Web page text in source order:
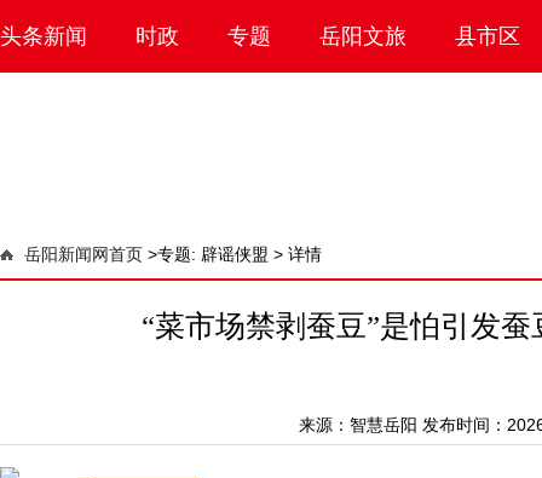
头条新闻 时政 专题 岳阳文旅 县市区
岳阳新闻网首页 >专题: 辟谣侠盟 > 详情
“菜市场禁剥蚕豆”是怕引发蚕
来源： 智慧岳阳 发布时间：